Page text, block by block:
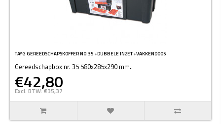
TAYG GEREEDSCHAPSKOFFER N0.35 +DUBBELE INZET +VAKKENDOOS
Gereedschapbox nr. 35 580x285x290 mm..
€42,80
Excl. BTW: €35,37